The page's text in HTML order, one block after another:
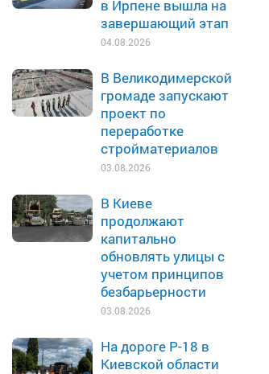
в Ирпене вышла на
завершающий этап
04.08.2026
В Великодимерской
громаде запускают
проект по
переработке
стройматериалов
03.08.2026
В Киеве
продолжают
капитально
обновлять улицы с
учетом принципов
безбарьерности
03.08.2026
На дороге Р-18 в
Киевской области